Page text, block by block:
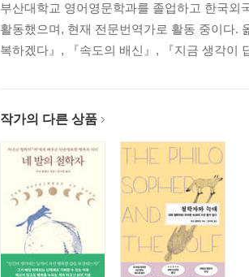
부산대학교 영어영문학과를 졸업하고 한국외
활동했으며, 현재 전문번역가로 활동 중이다.
복하겠다』, 『속도의 배신』, 『지금 생각이
작가의 다른 상품